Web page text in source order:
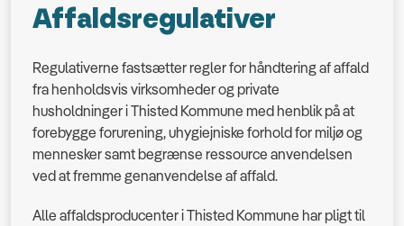
Affaldsregulativer
Regulativerne fastsætter regler for håndtering af affald
fra henholdsvis virksomheder og private
husholdninger i Thisted Kommune med henblik på at
forebygge forurening, uhygiejniske forhold for miljø og
mennesker samt begrænse ressource anvendelsen
ved at fremme genanvendelse af affald.
Alle affaldsproducenter i Thisted Kommune har pligt til